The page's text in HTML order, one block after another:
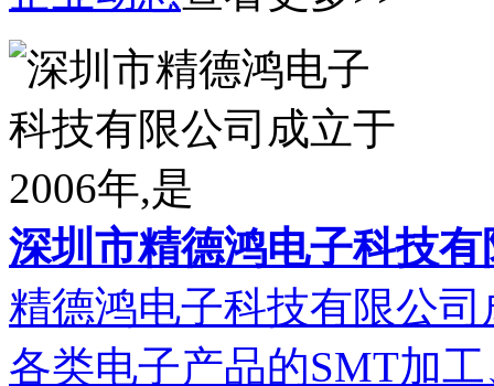
深圳市精德鸿电子科技
精德鸿电子科技有限公
各类电子产品的SMT加